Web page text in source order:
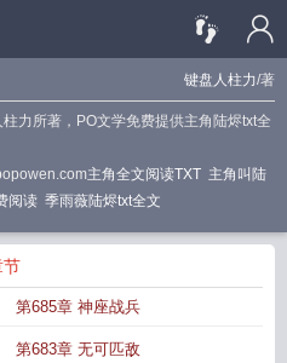
键盘人柱力/著
力所著，PO文学免费提供主角陆烬txt全
主角全文阅读TXT 主角叫陆
阅读 季雨薇陆烬txt全文
节
第685章 神座战兵
第683章 无可匹敌